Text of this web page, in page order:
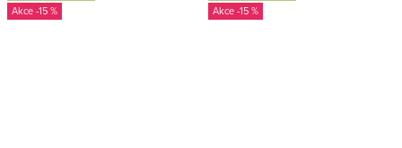
-15 % -15 %